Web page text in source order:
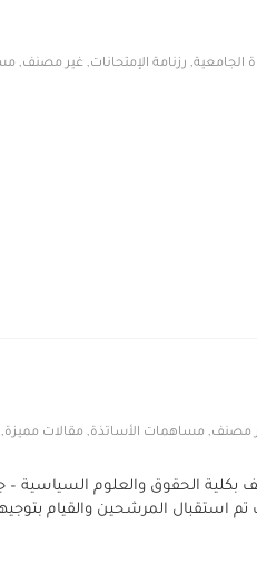
الجامعية, رزنامة الإمتحانات, غير مصنف,
مصنف, مساهمات الأساتذة, مقالات مميزة,
بكلية الحقوق والعلوم السياسية –